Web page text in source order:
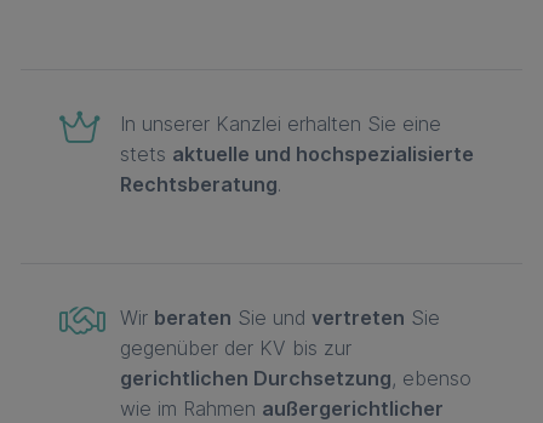
In unserer Kanzlei erhalten Sie eine
stets aktuelle und hochspezialisierte
Rechtsberatung.
Wir beraten Sie und vertreten Sie
gegenüber der KV bis zur
gerichtlichen Durchsetzung, ebenso
wie im Rahmen außergerichtlicher